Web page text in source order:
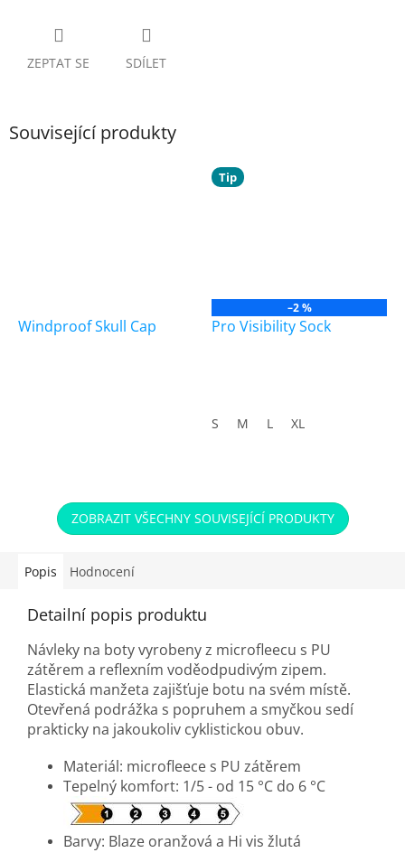
ZEPTAT SE SDÍLET
Související produkty
Windproof Skull Cap
Tip
–2 %
Pro Visibility Sock
S M L XL
ZOBRAZIT VŠECHNY SOUVISEJÍCÍ PRODUKTY
Popis Hodnocení
Detailní popis produktu
Návleky na boty vyrobeny z microfleecu s PU
zátěrem a reflexním voděodpudivým zipem.
Elastická manžeta zajišťuje botu na svém místě.
Otevřená podrážka s popruhem a smyčkou sedí
prakticky na jakoukoliv cyklistickou obuv.
Materiál: microfleece s PU zátěrem
Tepelný komfort: 1/5 - od 15 °C do 6 °C
Barvy: Blaze oranžová a Hi vis žlutá